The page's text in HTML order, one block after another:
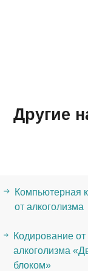
Другие
Компьютерная
от алкоголизма
Кодирование от
алкоголизма
блоком»